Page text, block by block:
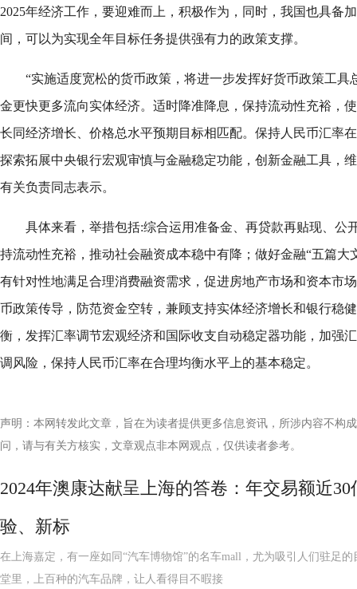
2025年经济工作，要迎难而上，积极作为，同时，我国也具备
间，可以为实现全年目标任务提供强有力的政策支撑。
“实施适度宽松的货币政策，将进一步发挥好货币政策工具
金更快更多流向实体经济。适时降准降息，保持流动性充裕，
长同经济增长、价格总水平预期目标相匹配。保持人民币汇率
探索拓展中央银行宏观审慎与金融稳定功能，创新金融工具，
有关负责同志表示。
具体来看，举措包括:综合运用准备金、再贷款再贴现、公
持流动性充裕，推动社会融资成本稳中有降；做好金融“五篇大
有针对性地满足合理消费融资需求，促进房地产市场和资本市
币政策传导，防范资金空转，兼顾支持实体经济增长和银行稳
衡，发挥汇率调节宏观经济和国际收支自动稳定器功能，加强
调风险，保持人民币汇率在合理均衡水平上的基本稳定。
声明：本网转发此文章，旨在为读者提供更多信息资讯，所涉内容不构
问，请与有关方核实，文章观点非本网观点，仅供读者参考。
2024年澳康达献呈上海的答卷：年交易额近
验、新标
在上海嘉定，有一座如同“汽车博物馆”的名车mall，尤为吸引人们驻足
堂里，上百种的汽车品牌，让人看得目不暇接